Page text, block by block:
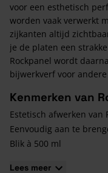
voor een esthetisch
worden vaak verwerkt
zijkanten altijd
je de platen een
Rockpanel wordt
bijwerkverf voor
Kenmerken van
Estetisch afwerken van
Eenvoudig aan te
Blik à 500 ml
Lees meer